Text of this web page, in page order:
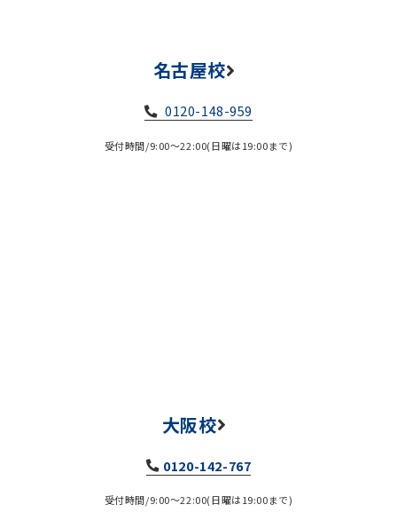
名古屋校
0120-148-959
受付時間/9:00～22:00(日曜は19:00まで)
大阪校
0120-142-767
受付時間/9:00～22:00(日曜は19:00まで)